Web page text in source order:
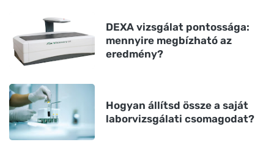
DEXA vizsgálat pontossága:
mennyire megbízható az
eredmény?
Hogyan állítsd össze a saját
laborvizsgálati csomagodat?